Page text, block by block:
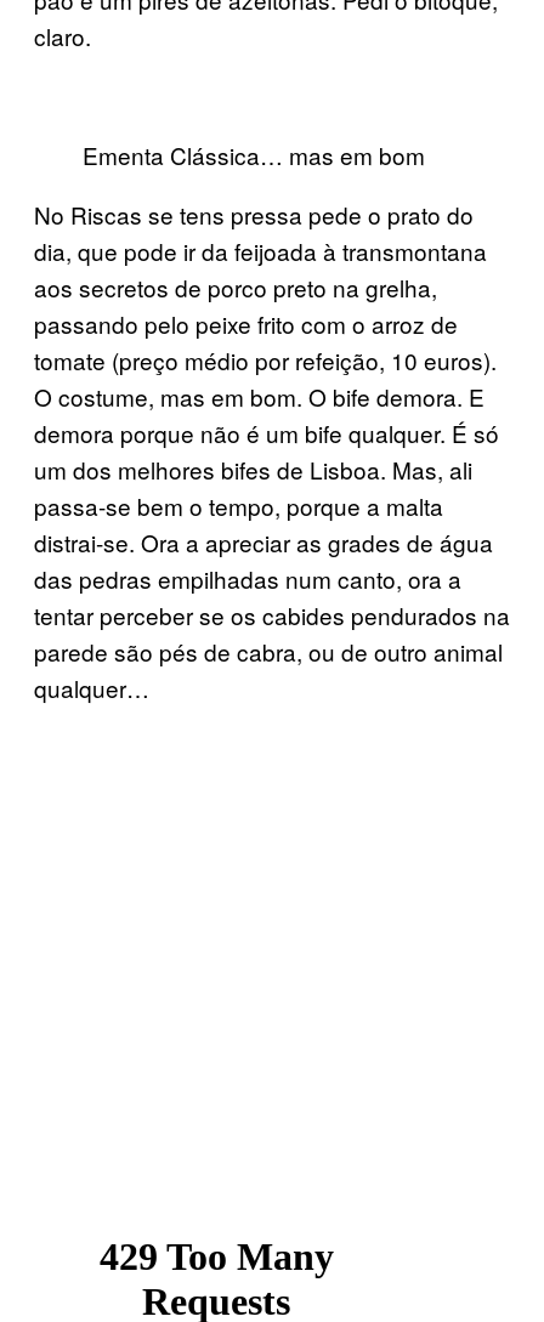
claro.
Ementa Clássica… mas em bom
No Riscas se tens pressa pede o prato do
dia, que pode ir da feijoada à transmontana
aos secretos de porco preto na grelha,
passando pelo peixe frito com o arroz de
tomate (preço médio por refeição, 10 euros).
O costume, mas em bom. O bife demora. E
demora porque não é um bife qualquer. É só
um dos melhores bifes de Lisboa. Mas, ali
passa-se bem o tempo, porque a malta
distrai-se. Ora a apreciar as grades de água
das pedras empilhadas num canto, ora a
tentar perceber se os cabides pendurados na
parede são pés de cabra, ou de outro animal
qualquer…